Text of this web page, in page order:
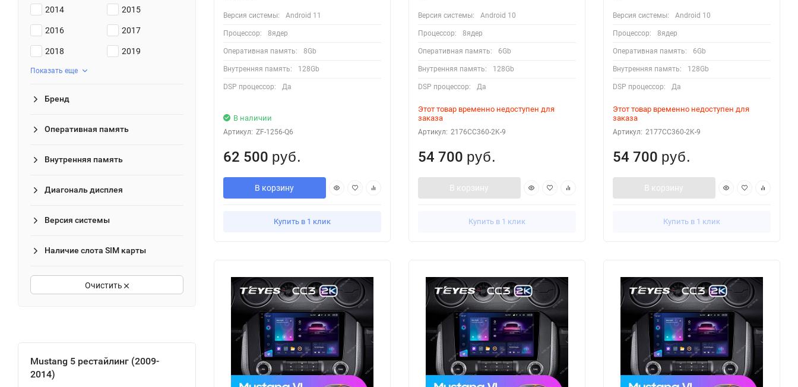
2014 2015
2016 2017
2018 2019
Показать еще
Бренд
Оперативная память
Внутренняя память
Диагональ дисплея
Версия системы
Наличие слота SIM карты
Очистить
Mustang 5 рестайлинг (2009-
2014)
Версия системы: Android 11
Процессор: 8ядер
Оперативная память: 8Gb
Внутренняя память: 128Gb
DSP процессор: Да
В наличии
Артикул: ZF-1256-Q6
62 500 руб.
В корзину
Купить в 1 клик
Версия системы: Android 10
Процессор: 8ядер
Оперативная память: 6Gb
Внутренняя память: 128Gb
DSP процессор: Да
Этот товар временно недоступен для
заказа
Артикул: 2176CC360-2K-9
54 700 руб.
В корзину
Купить в 1 клик
Версия системы: Android 10
Процессор: 8ядер
Оперативная память: 6Gb
Внутренняя память: 128Gb
DSP процессор: Да
Этот товар временно недоступен для
заказа
Артикул: 2177CC360-2K-9
54 700 руб.
В корзину
Купить в 1 клик